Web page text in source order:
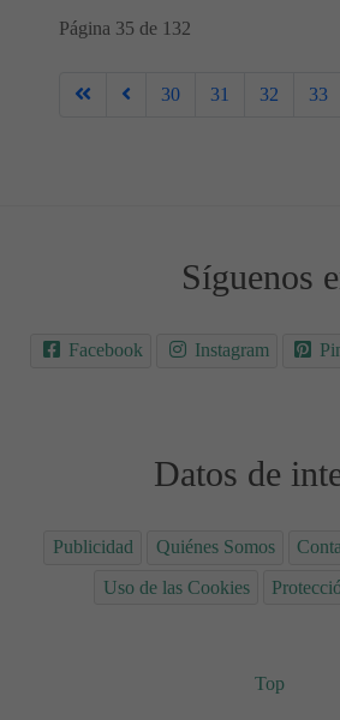
Página 35 de 132
30 31 32 33
Síguenos
Facebook Instagram
Datos de
Publicidad Quiénes Somos
Uso de las Cookies
Top